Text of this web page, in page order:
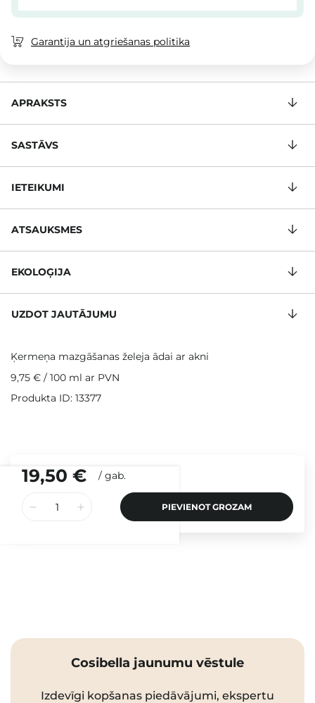
19,50 € / gab.
PIEVIENOT GROZAM
Garantija un atgriešanas politika
APRAKSTS
SASTĀVS
IETEIKUMI
ATSAUKSMES
EKOLOĢIJA
UZDOT JAUTĀJUMU
Ķermeņa mazgāšanas želeja ādai ar akni
9,75 € / 100 ml ar PVN
Produkta ID: 13377
Cosibella jaunumu vēstule
Izdevīgi kopšanas piedāvājumi, ekspertu